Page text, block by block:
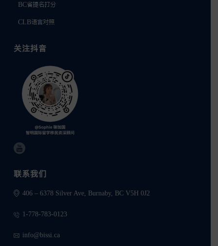
BC省提名打分
CLB语言对照
关注抖音
联系我们
406 – 6378 Silver Ave, Burnaby, BC V5H 0J2
1-778-783-0123
info@bissi.ca